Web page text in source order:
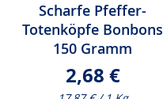
Scharfe Pfeffer-
Totenköpfe Bonbons
150 Gramm
2,68 €